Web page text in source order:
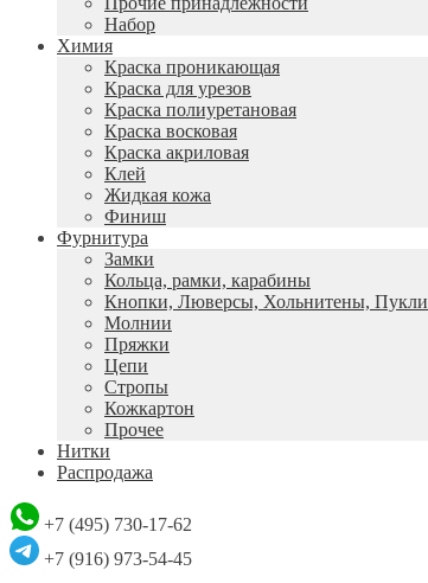
Набор
Химия
Краска проникающая
Краска для урезов
Краска полиуретановая
Краска восковая
Краска акриловая
Клей
Жидкая кожа
Финиш
Фурнитура
Замки
Кольца, рамки, карабины
Кнопки, Люверсы, Хольнитены, Пукли
Молнии
Пряжки
Цепи
Стропы
Кожкартон
Прочее
Нитки
Распродажа
+7 (495) 730-17-62
+7 (916) 973-54-45